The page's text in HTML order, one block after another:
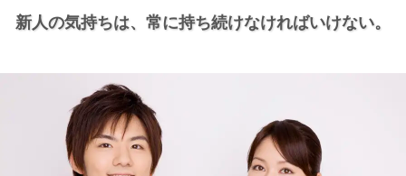
新人の気持ちは、 常に持ち続けなければいけない。